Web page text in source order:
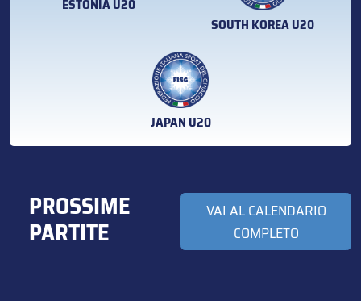
ESTONIA U20
SOUTH KOREA U20
JAPAN U20
PROSSIME
PARTITE
VAI AL CALENDARIO
COMPLETO